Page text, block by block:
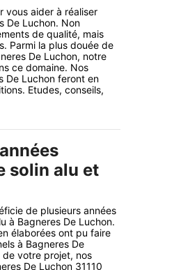
vous aider à réaliser
De Luchon. Non
de qualité, mais
Parmi la plus douée de
De Luchon, notre
ce domaine. Nos
De Luchon feront en
Etudes, conseils,
solin alu et
de plusieurs années
à Bagneres De Luchon.
élaborées ont pu faire
à Bagneres De
de votre projet, nos
De Luchon 31110